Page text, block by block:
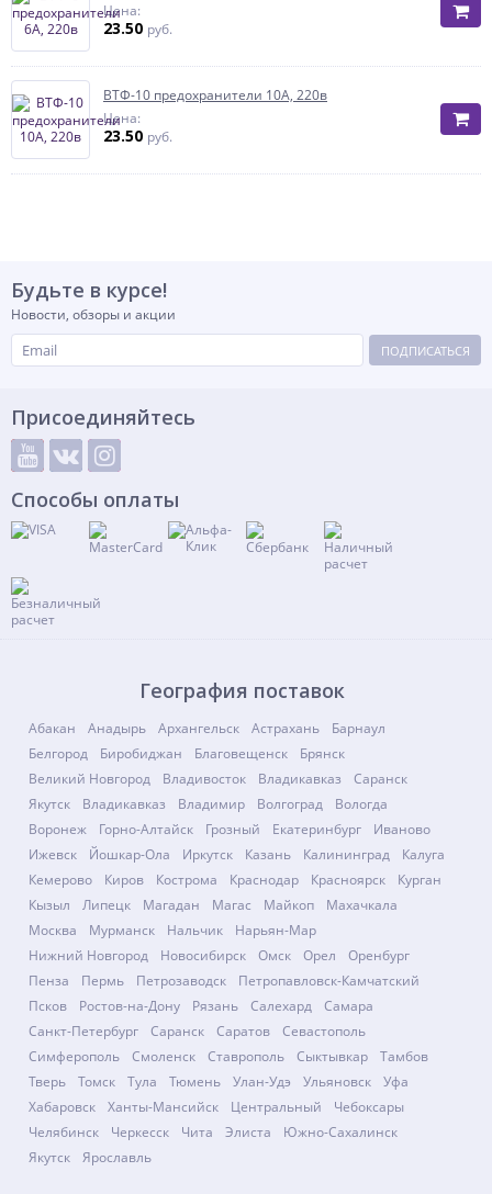
Цена:
23.50 руб.
ВТФ-10 предохранители 10А, 220в
Цена:
23.50 руб.
Будьте в курсе!
Новости, обзоры и акции
ПОДПИСАТЬСЯ
Присоединяйтесь
Способы оплаты
География поставок
Абакан Анадырь Архангельск Астрахань
Барнаул
Белгород
Биробиджан Благовещенск
Брянск
Великий Новгород
Владивосток Владикавказ
Саранск
Якутск
Владикавказ Владимир Волгоград
Вологда
Воронеж
Горно-Алтайск Грозный Екатеринбург
Иваново
Ижевск
Йошкар-Ола Иркутск Казань Калининград
Калуга
Кемерово
Киров Кострома Краснодар Красноярск
Курган
Кызыл
Липецк Магадан Магас Майкоп
Махачкала
Москва
Мурманск Нальчик
Нарьян-Мар
Нижний Новгород
Новосибирск Омск Орел
Оренбург
Пенза
Пермь Петрозаводск
Петропавловск-Камчатский
Псков
Ростов-на-Дону Рязань Салехард
Самара
Санкт-Петербург
Саранск Саратов
Севастополь
Симферополь
Смоленск Ставрополь Сыктывкар
Тамбов
Тверь
Томск Тула Тюмень Улан-Удэ Ульяновск
Уфа
Хабаровск
Ханты-Мансийск Центральный
Чебоксары
Челябинск
Черкесск Чита Элиста
Южно-Сахалинск
Якутск
Ярославль